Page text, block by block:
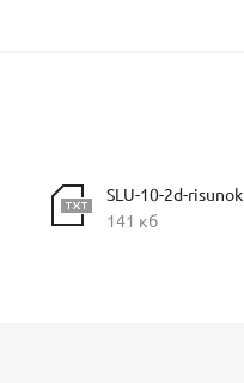
SLU-10-2d-risunok
141 кб